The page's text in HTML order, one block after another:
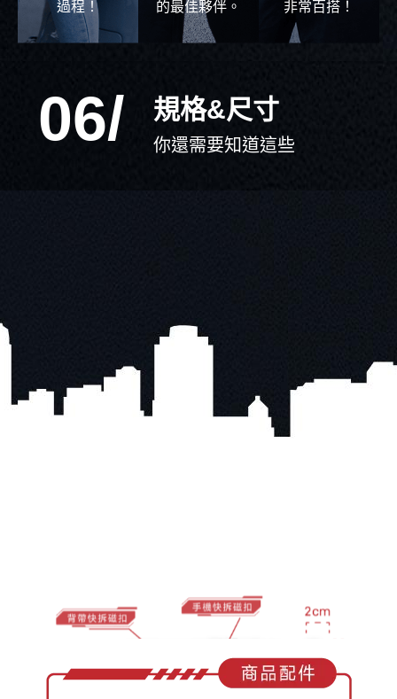
過程！
的最佳夥伴。
非常百搭！
06/ 規格&尺寸
你還需要知道這些